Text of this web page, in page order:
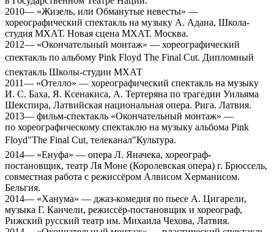
2010— «Жизель, или Обманутые невесты» —
хореографический спектакль на музыку А. Адана, Школа-
студия МХАТ. Новая сцена МХАТ. Москва.
2012— «Окончательный монтаж» — хореографический
спектакль по альбому Pink Floyd The Final Cut. Дипломный
спектакль Школы-студии МХАТ
2011— «Отелло» — хореографический спектакль на музыку
И. С. Баха, Я. Ксенакиса, А. Тертеряна по трагедии Уильяма
Шекспира, Латвийская национальная опера. Рига. Латвия.
2013— фильм-спектакль «Окончательный монтаж» —
по хореографическому спектаклю на музыку альбома Pink
Floyd"The Final Cut, телеканал"Культура.
2014— «Енуфа» — опера Л. Яначека, хореограф-
постановщик, театр Ля Моне (Королевская опера) г. Брюссель,
совместная работа с режиссёром Алвисом Херманисом.
Бельгия.
2014— «Ханума» — джаз-комедия по пьесе А. Цигарели,
музыка Г. Канчели, режиссёр-постановщик и хореограф,
Рижский русский театр им. Михаила Чехова, Латвия.